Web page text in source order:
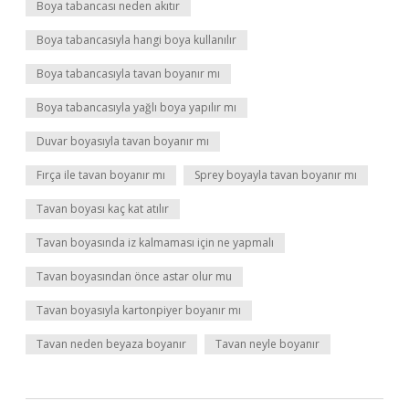
Boya tabancası neden akıtır
Boya tabancasıyla hangi boya kullanılır
Boya tabancasıyla tavan boyanır mı
Boya tabancasıyla yağlı boya yapılır mı
Duvar boyasıyla tavan boyanır mı
Fırça ile tavan boyanır mı Sprey boyayla tavan boyanır mı
Tavan boyası kaç kat atılır
Tavan boyasında iz kalmaması için ne yapmalı
Tavan boyasından önce astar olur mu
Tavan boyasıyla kartonpiyer boyanır mı
Tavan neden beyaza boyanır Tavan neyle boyanır